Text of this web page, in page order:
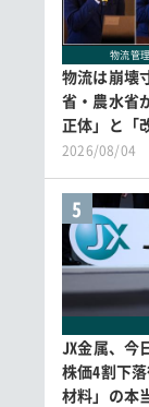
物流管
物流は崩壊
省・農水省
正体」と「
2026/08/04
5
JX金属、今
株価4割下
材料」の本